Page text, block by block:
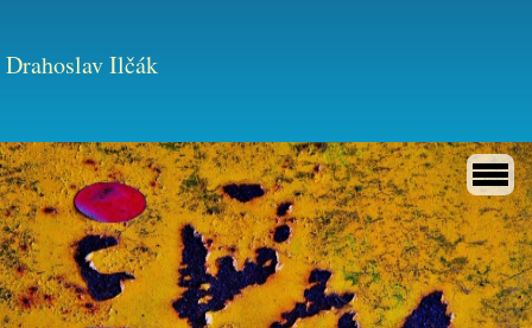
Drahoslav Ilčák